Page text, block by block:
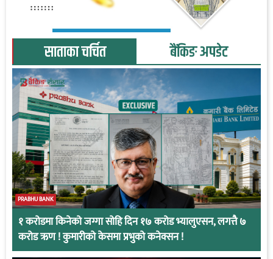
साताका चर्चित बैंकिङ अपडेट
PRABHU BANK
१ करोडमा किनेको जग्गा सोहि दिन १७ करोड भ्यालुएसन, लगत्तै ७
करोड ऋण ! कुमारीको केसमा प्रभुको कनेक्सन !